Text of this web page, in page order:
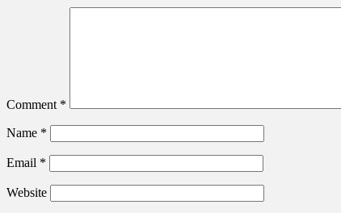
Comment *
Name *
Email *
Website